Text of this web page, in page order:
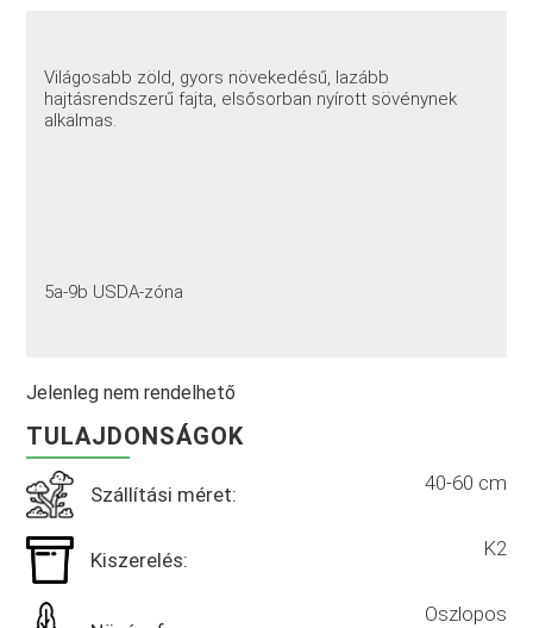
Világosabb zöld, gyors növekedésű, lazább
hajtásrendszerű fajta, elsősorban nyírott sövénynek
alkalmas.
5a-9b USDA-zóna
Jelenleg nem rendelhető
TULAJDONSÁGOK
Szállítási méret: 40-60 cm
Kiszerelés: K2
Oszlopos